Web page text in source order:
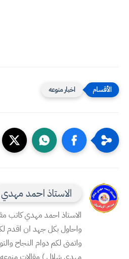
اخبار منوعه
الاستاذ احمد مهدي
الاستاذ احمد مهدي كاتب
واحاول بكل جهد ان اقدم
واتمنى لكم دوام النجاح